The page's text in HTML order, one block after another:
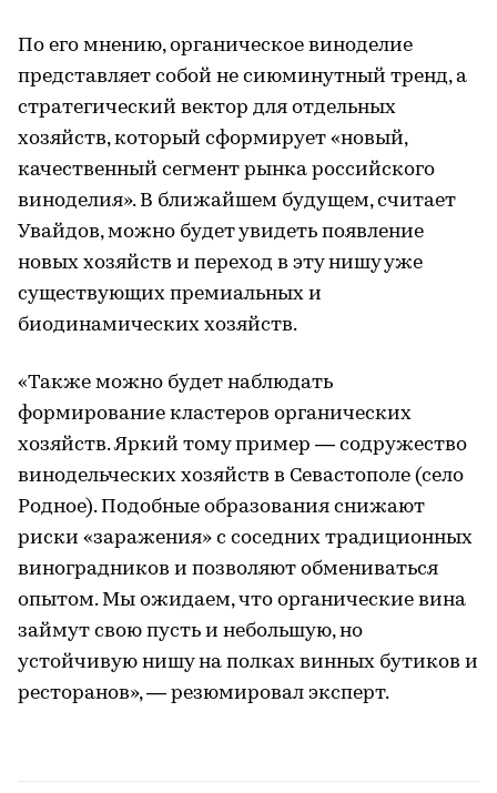
По его мнению, органическое виноделие
представляет собой не сиюминутный тренд, а
стратегический вектор для отдельных
хозяйств, который сформирует «новый,
качественный сегмент рынка российского
виноделия». В ближайшем будущем, считает
Увайдов, можно будет увидеть появление
новых хозяйств и переход в эту нишу уже
существующих премиальных и
биодинамических хозяйств.
«Также можно будет наблюдать
формирование кластеров органических
хозяйств. Яркий тому пример — содружество
винодельческих хозяйств в Севастополе (село
Родное). Подобные образования снижают
риски «заражения» с соседних традиционных
виноградников и позволяют обмениваться
опытом. Мы ожидаем, что органические вина
займут свою пусть и небольшую, но
устойчивую нишу на полках винных бутиков и
ресторанов», — резюмировал эксперт.